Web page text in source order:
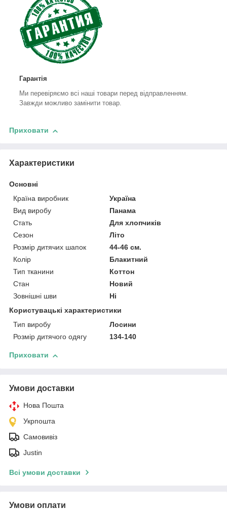
Гарантія
Ми перевіряємо всі наші товари перед відправленням.
Завжди можливо замінити товар.
Приховати
Характеристики
Основні
Країна виробник
Україна
Вид виробу
Панама
Стать
Для хлопчиків
Сезон
Літо
Розмір дитячих шапок
44-46 см.
Колір
Блакитний
Тип тканини
Коттон
Стан
Новий
Зовнішні шви
Ні
Користувацькі характеристики
Тип виробу
Лосини
Розмір дитячого одягу
134-140
Приховати
Умови доставки
Нова Пошта
Укрпошта
Самовивіз
Justin
Всі умови доставки
Умови оплати